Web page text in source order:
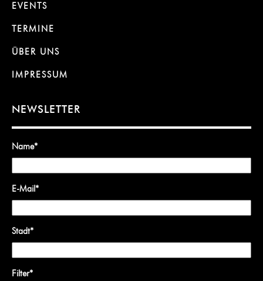
EVENTS
TERMINE
ÜBER UNS
IMPRESSUM
NEWSLETTER
Name*
E-Mail*
Stadt*
Filter*